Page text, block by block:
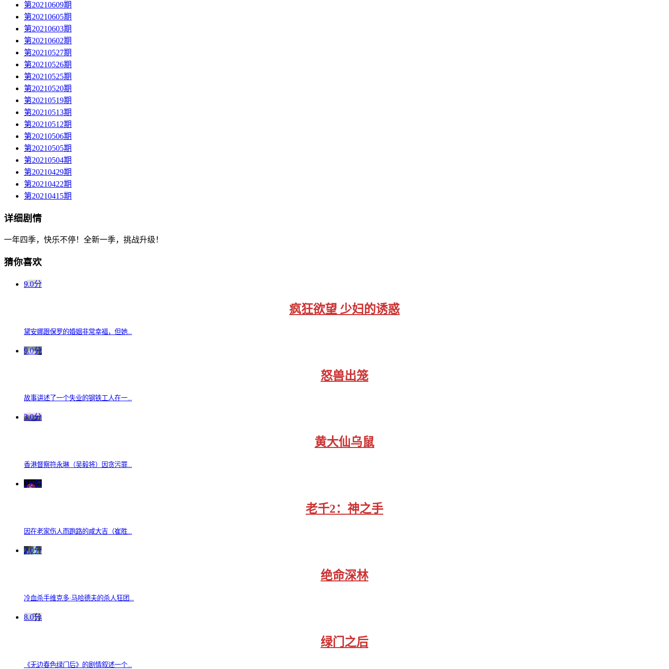
第20210609期
第20210605期
第20210603期
第20210602期
第20210527期
第20210526期
第20210525期
第20210520期
第20210519期
第20210513期
第20210512期
第20210506期
第20210505期
第20210504期
第20210429期
第20210422期
第20210415期
详细剧情
一年四季，快乐不停！全新一季，挑战升级！
猜你喜欢
9.0分
疯狂欲望 少妇的诱惑
黛安娜跟保罗的婚姻非常幸福，但她...
9.0分
怒兽出笼
故事讲述了一个失业的钢铁工人在一...
3.0分
黄大仙乌鼠
香港督察符永琳（吴毅将）因贪污罪...
2.0分
老千2：神之手
因在老家伤人而跑路的咸大吉（崔胜...
2.0分
绝命深林
冷血杀手维克多·马哈德夫的杀人狂团...
8.0分
绿门之后
《无边春色绿门后》的剧情叙述一个...